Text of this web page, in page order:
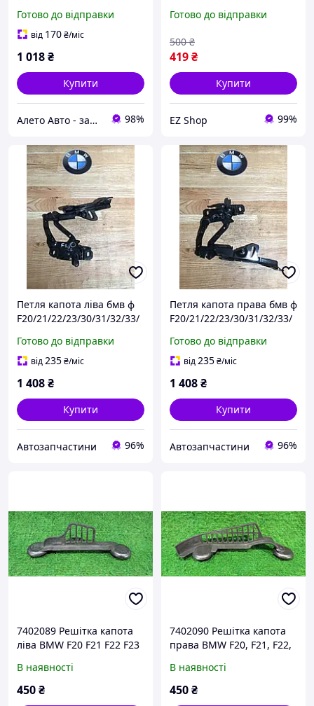
X1 F48 16-22 41007956400
Готово до відправки
від 170₴/міс
1 018₴
Купити
Алето Авто - запчастини на авто зі США 98%
51237247079 BMW 1 3 4
F34
Готово до відправки
419₴
500 ₴
Купити
EZ Shop 99%
Петля капота ліва бмв ф
F20/21/22/23/30/31/32/33/
41617286343
Готово до відправки
від235₴/міс
1 408₴
Купити
Автозапчастини 96%
Петля капота права бмв ф
F20/21/22/23/30/31/32/33/
41617286344
Готово до відправки
від235₴/міс
1 408₴
Купити
Автозапчастини 96%
7402089 Решітка капота
ліва BMW F20 F21 F22 F23
В наявності
450₴
7402090 Решітка капота
права BMW F20, F21, F22,
В наявності
450₴